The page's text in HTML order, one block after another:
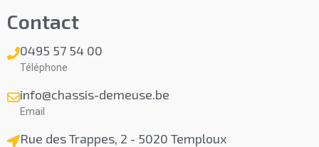
Contact
0495 57 54 00
Téléphone
info@chassis-demeuse.be
Email
Rue des Trappes, 2 - 5020 Temploux